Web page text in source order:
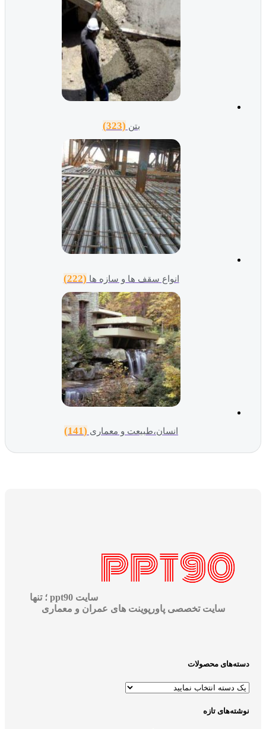
بتن (323)
انواع سقف ها و سازه ها (222)
انسان،طبیعت و معماری (141)
سایت ppt90 ؛ تنها
سایت تخصصی پاورپوینت های عمران و معماری
دسته‌های محصولات
نوشته‌های تازه